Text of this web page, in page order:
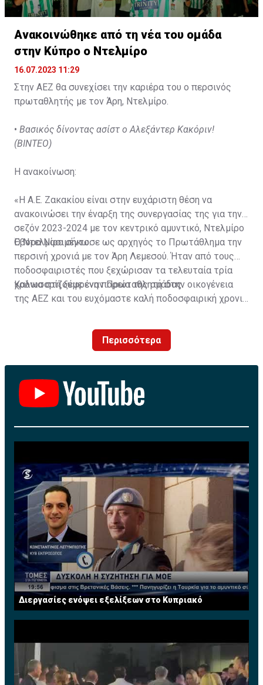
Ανακοινώθηκε από τη νέα του ομάδα
στην Κύπρο ο Ντελμίρο
16.07.2023 11:29
Στην ΑΕΖ θα συνεχίσει την καριέρα του ο περσινός
πρωταθλητής με τον Άρη, Ντελμίρο.
• Βασικός δίνοντας ασίστ ο Αλεξάντερ Κακόριν!
(ΒΙΝΤΕΟ)
Η ανακοίνωση:
«Η Α.Ε. Ζακακίου είναι στην ευχάριστη θέση να
ανακοινώσει την έναρξη της συνεργασίας της για την
σεζόν 2023-2024 με τον κεντρικό αμυντικό, Ντελμίρο
Έβορα Νασιμέντο.
Ο Ντελμίρο σήκωσε ως αρχηγός το Πρωτάθλημα την
περσινή χρονιά με τον Άρη Λεμεσού. Ήταν από τους
ποδοσφαιριστές που ξεχώρισαν τα τελευταία τρία
χρόνια στη ξέφρενη πορεία της ομάδας.
Καλωσορίζουμε έναν Πρωταθλητή στην οικογένεια
της ΑΕΖ και του ευχόμαστε καλή ποδοσφαιρική χρονιά
Περισσότερα
Διεργασίες ενόψει εξελίξεων στο Κυπριακό